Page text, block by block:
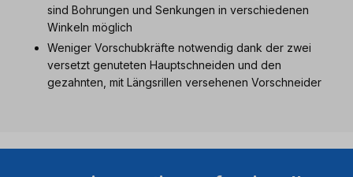
sind Bohrungen und Senkungen in verschiedenen
Winkeln möglich
Weniger Vorschubkräfte notwendig dank der zwei
versetzt genuteten Hauptschneiden und den
gezahnten, mit Längsrillen versehenen Vorschneider